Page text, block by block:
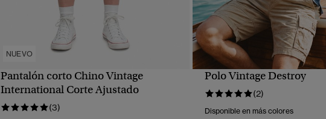
NUEVO
VISTA RÁPIDA
Pantalón corto Chino Vintage
International Corte Ajustado
(3)
VISTA RÁPIDA
Polo Vintage Destroy
(2)
Disponible en más colores